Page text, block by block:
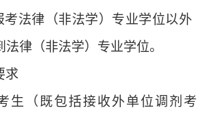
考法律（非法学）专业学位以外
律（非法学）专业学位。
求
生（既包括接收外单位调剂考